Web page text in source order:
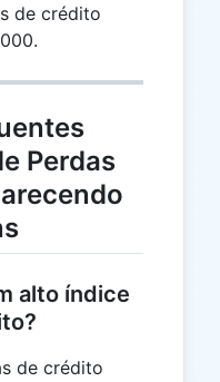
de crédito
Perdas
alto índice
de crédito